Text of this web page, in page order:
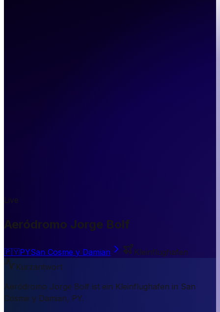
Live
Aeródromo Jorge Bolf
🇵🇾PYSan Cosme y Damian
Kleinflughafen
Kurzantwort
Aeródromo Jorge Bolf ist ein Kleinflughafen in San
Cosme y Damian, PY.